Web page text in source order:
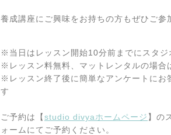
養成講座にご興味をお持ちの方もぜひご参
※当日はレッスン開始10分前までにスタジ
※レッスン料無料、マットレンタルの場合
※レッスン終了後に簡単なアンケートにお
す
ご予約は【studio divyaホームページ 】の
ォームにてご予約ください。